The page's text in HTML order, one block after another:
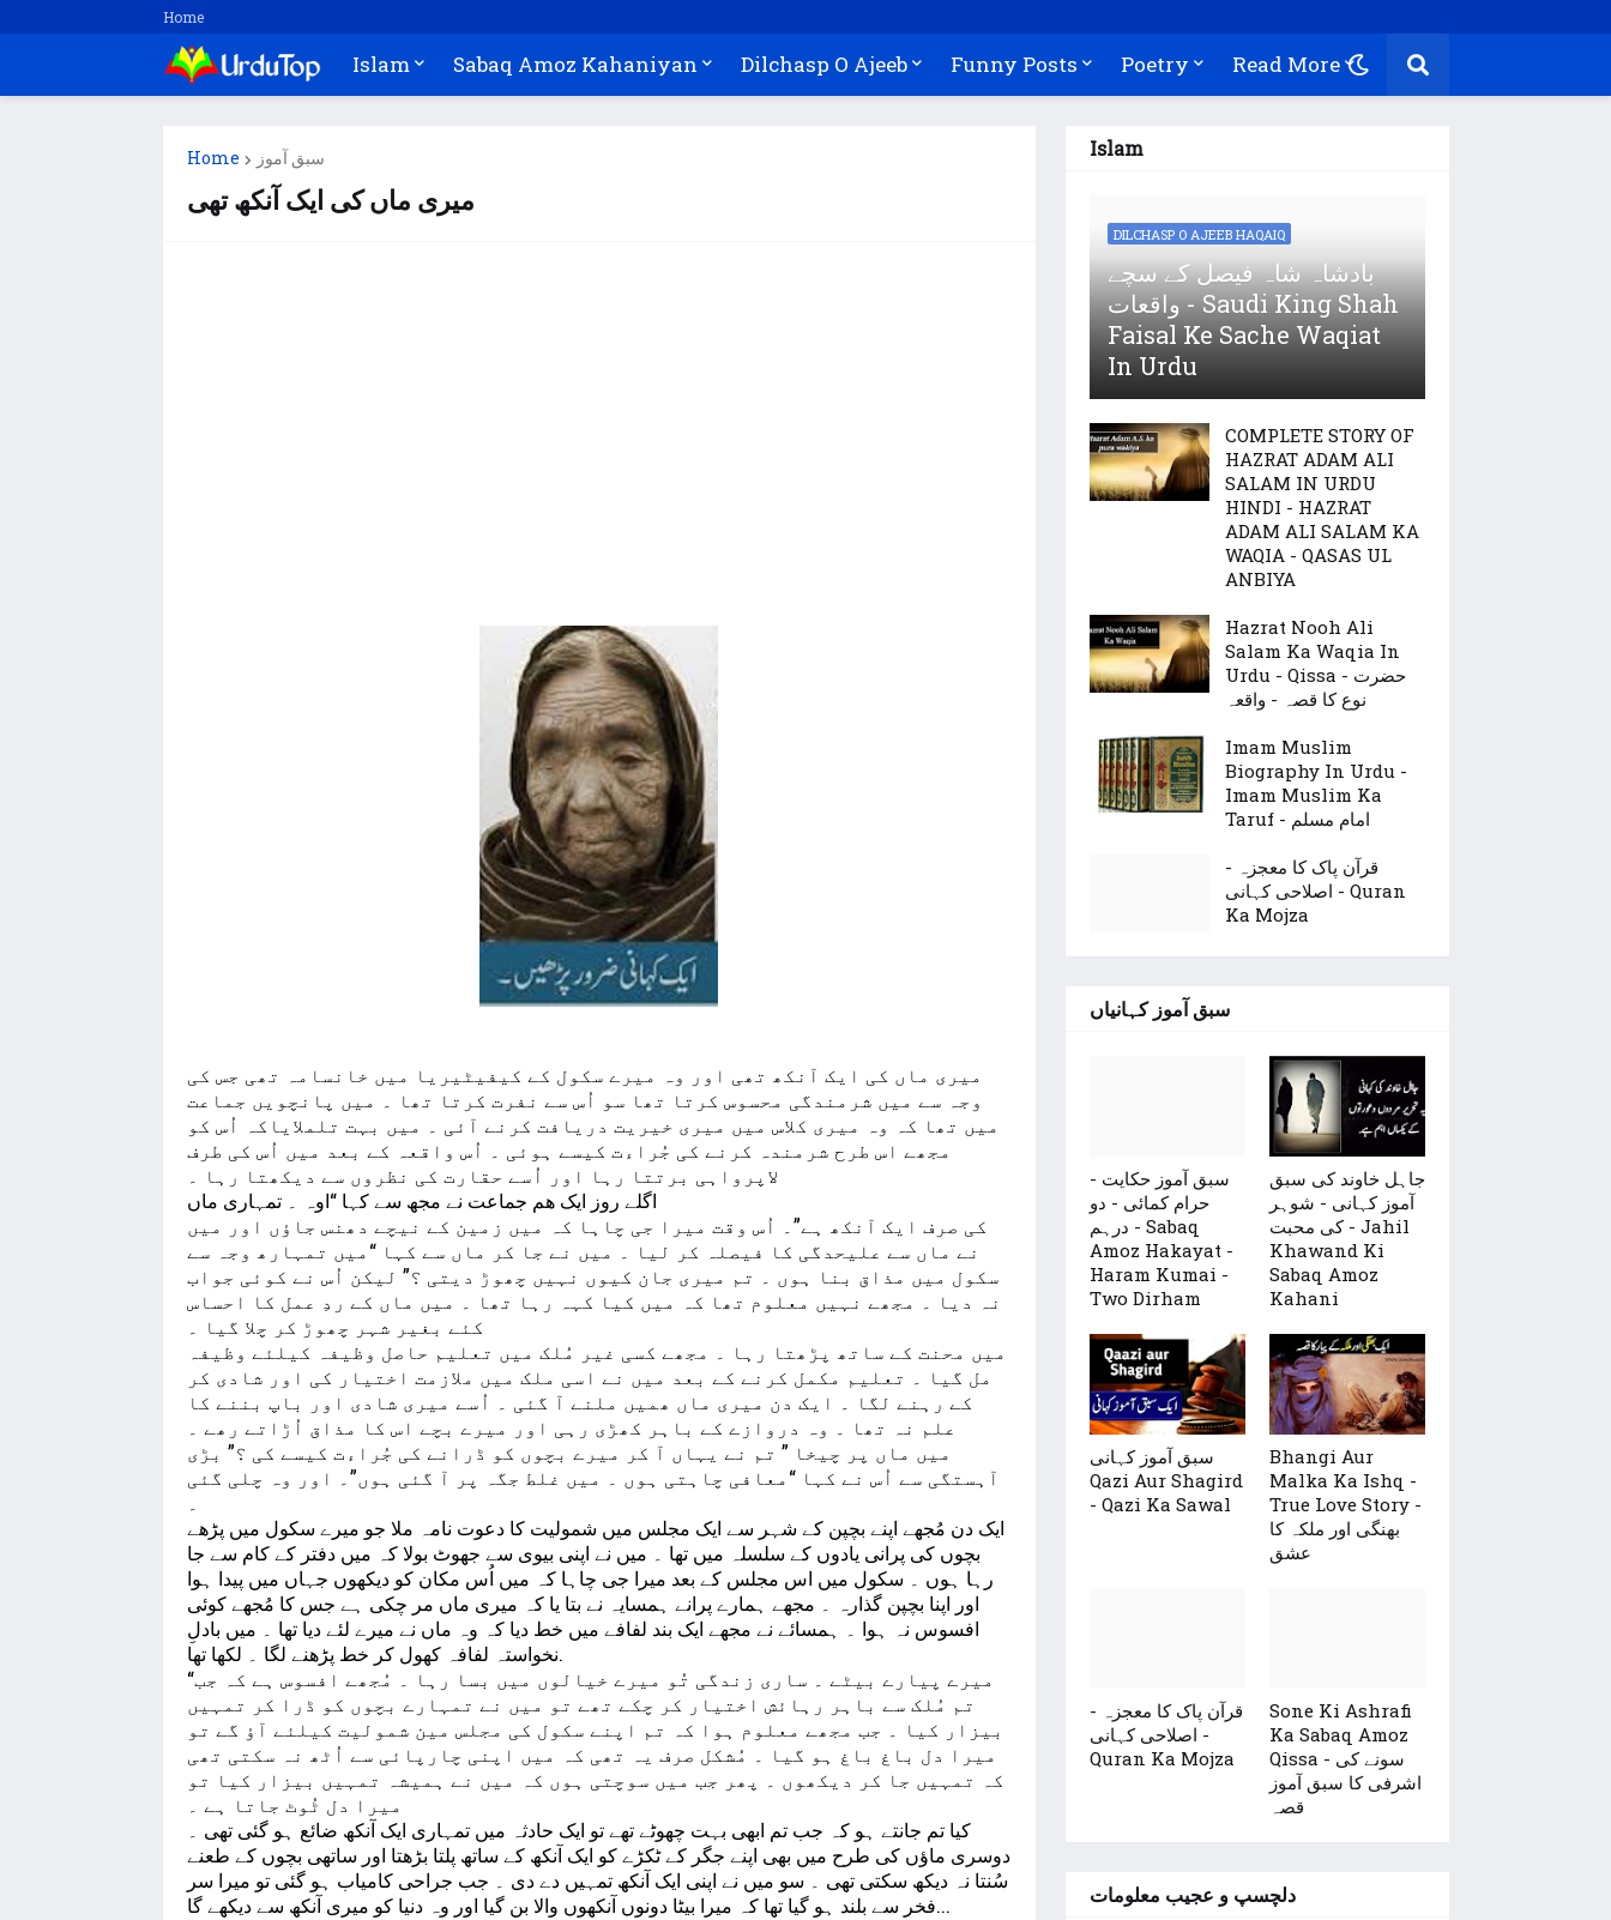
Home
Islam Sabaq Amoz Kahaniyan Dilchasp O Ajeeb Funny Posts Poetry Read More
Home سبق آموز
میری ماں کی ایک آنکھ تھی
میری ماں کی ایک آنکھ تھی اور وہ میرے سکول کے کیفیٹیریا میں خانسامہ تھی جس کی
وجہ سے میں شرمندگی محسوس کرتا تھا سو اُس سے نفرت کرتا تھا ۔ میں پانچویں جماعت
میں تھا کہ وہ میری کلاس میں میری خیریت دریافت کرنے آئی ۔ میں بہت تلملایاکہ اُس کو
مجھے اس طرح شرمندہ کرنے کی جُراءت کیسے ہوئی ۔ اُس واقعہ کے بعد میں اُس کی طرف
لاپرواہی برتتا رہا اور اُسے حقارت کی نظروں سے دیکھتا رہا ۔
اگلے روز ایک ھم جماعت نے مجھ سے کہا “اوہ ۔ تمہاری ماں
کی صرف ایک آنکھ ہے”۔ اُس وقت میرا جی چاہا کہ میں زمین کے نیچے دھنس جاؤں اور میں
نے ماں سے علیحدگی کا فیصلہ کر لیا ۔ میں نے جا کر ماں سے کہا “میں تمہارھ وجہ سے
سکول میں مذاق بنا ہوں ۔ تم میری جان کیوں نہیں چھوڑ دیتی ؟” لیکن اُس نے کوئی جواب
نہ دیا ۔ مجھے نہیں معلوم تھا کہ میں کیا کہہ رہا تھا ۔ میں ماں کے ردِ عمل کا احساس
کئے بغیر شہر چھوڑ کر چلا گیا ۔
میں محنت کے ساتھ پڑھتا رہا ۔ مجھے کسی غیر مُلک میں تعلیم حاصل وظیفہ کیلئے وظیفہ
مل گیا ۔ تعلیم مکمل کرنے کے بعد میں نے اسی ملک میں ملازمت اختیار کی اور شادی کر
کے رہنے لگا ۔ ایک دن میری ماں ھمیں ملنے آ گئی ۔ اُسے میری شادی اور باپ بننے کا
علم نہ تھا ۔ وہ دروازے کے باہر کھڑی رہی اور میرے بچے اس کا مذاق اُڑاتے رھے ۔
میں ماں پر چیخا ” تم نے یہاں آ کر میرے بچوں کو ڈرانے کی جُراءت کیسے کی ؟” بڑی
آہستگی سے اُس نے کہا “معافی چاہتی ہوں ۔ میں غلط جگہ پر آ گئی ہوں”۔ اور وہ چلی گئی
۔
ایک دن مُجھے اپنے بچپن کے شہر سے ایک مجلس میں شمولیت کا دعوت نامہ ملا جو میرے سکول میں پڑھے
بچوں کی پرانی یادوں کے سلسلہ میں تھا ۔ میں نے اپنی بیوی سے جھوٹ بولا کہ میں دفتر کے کام سے جا
رہا ہوں ۔ سکول میں اس مجلس کے بعد میرا جی چاہا کہ میں اُس مکان کو دیکھوں جہاں میں پیدا ہوا
اور اپنا بچپن گذارہ ۔ مجھے ہمارے پرانے ہمسایہ نے بتا یا کہ میری ماں مر چکی ہے جس کا مُجھے کوئی
افسوس نہ ہوا ۔ ہمسائے نے مجھے ایک بند لفافے میں خط دیا کہ وہ ماں نے میرے لئے دیا تھا ۔ میں بادلِ
نخواستہ لفافہ کھول کر خط پڑھنے لگا ۔ لکھا تھا.
“میرے پیارے بیٹے ۔ ساری زندگی تُو میرے خیالوں میں بسا رہا ۔ مُجھے افسوس ہے کہ جب
تم مُلک سے باہر رہائش اختیار کر چکے تھے تو میں نے تمہارے بچوں کو ڈرا کر تمہیں
بیزار کیا ۔ جب مجھے معلوم ہوا کہ تم اپنے سکول کی مجلس مین شمولیت کیلئے آؤ گے تو
میرا دل باغ باغ ہو گیا ۔ مُشکل صرف یہ تھی کہ میں اپنی چارپائی سے اُٹھ نہ سکتی تھی
کہ تمہیں جا کر دیکھوں ۔ پھر جب میں سوچتی ہوں کہ میں نے ہمیشہ تمہیں بیزار کیا تو
میرا دل ٹُوٹ جاتا ہے ۔
کیا تم جانتے ہو کہ جب تم ابھی بہت چھوٹے تھے تو ایک حادثہ میں تمہاری ایک آنکھ ضائع ہو گئی تھی ۔
دوسری ماؤں کی طرح میں بھی اپنے جگر کے ٹکڑے کو ایک آنکھ کے ساتھ پلتا بڑھتا اور ساتھی بچوں کے طعنے
سُنتا نہ دیکھ سکتی تھی ۔ سو میں نے اپنی ایک آنکھ تمہیں دے دی ۔ جب جراحی کامیاب ہو گئی تو میرا سر
فخر سے بلند ہو گیا تھا کہ میرا بیٹا دونوں آنکھوں والا بن گیا اور وہ دنیا کو میری آنکھ سے دیکھے گا...
Islam
DILCHASP O AJEEB HAQAIQ
بادشاہ شاہ فیصل کے سچے
واقعات - Saudi King Shah
Faisal Ke Sache Waqiat
In Urdu
COMPLETE STORY OF
HAZRAT ADAM ALI
SALAM IN URDU
HINDI - HAZRAT
ADAM ALI SALAM KA
WAQIA - QASAS UL
ANBIYA
Hazrat Nooh Ali
Salam Ka Waqia In
Urdu - Qissa - حضرت
نوع کا قصہ - واقعہ
Imam Muslim
Biography In Urdu -
Imam Muslim Ka
Taruf - امام مسلم
قرآن پاک کا معجزہ -
اصلاحی کہانی - Quran
Ka Mojza
سبق آموز کہانیاں
سبق آموز حکایت -
حرام کمائی - دو
درہم - Sabaq
Amoz Hakayat -
Haram Kumai -
Two Dirham
جاہل خاوند کی سبق
آموز کہانی - شوہر
کی محبت - Jahil
Khawand Ki
Sabaq Amoz
Kahani
سبق آموز کہانی
Qazi Aur Shagird
- Qazi Ka Sawal
Bhangi Aur
Malka Ka Ishq -
True Love Story -
بھنگی اور ملکہ کا
عشق
قرآن پاک کا معجزہ -
اصلاحی کہانی -
Quran Ka Mojza
Sone Ki Ashrafi
Ka Sabaq Amoz
Qissa - سونے کی
اشرفی کا سبق آموز
قصہ
دلچسپ و عجیب معلومات